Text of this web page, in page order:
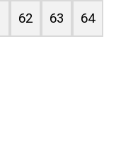
62 63 64